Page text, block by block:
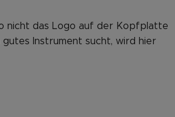
nicht das Logo auf der Kopfplatte
gutes Instrument sucht, wird hier